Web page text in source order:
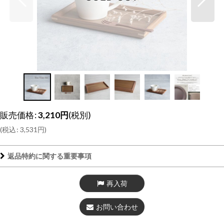
販売価格:3,210円(税別)
(税込: 3,531 円)
返品特約に関する重要事項
再入荷
お問い合わせ